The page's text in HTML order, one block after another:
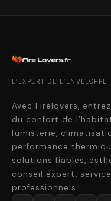
L’EXPERT DE
Avec Firelovers,
du confort de
fumisterie,
performance
solutions fiables,
conseil expert,
professionnels.